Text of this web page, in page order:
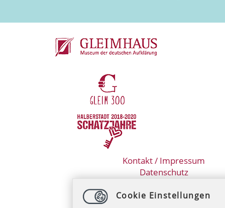
Kontakt / Impressum
Datenschutz
Cookie Einstellungen